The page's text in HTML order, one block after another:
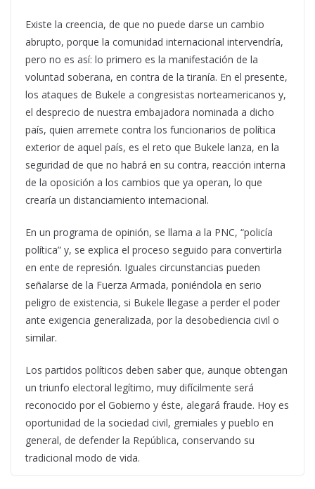
Existe la creencia, de que no puede darse un cambio
abrupto, porque la comunidad internacional intervendría,
pero no es así: lo primero es la manifestación de la
voluntad soberana, en contra de la tiranía. En el presente,
los ataques de Bukele a congresistas norteamericanos y,
el desprecio de nuestra embajadora nominada a dicho
país, quien arremete contra los funcionarios de política
exterior de aquel país, es el reto que Bukele lanza, en la
seguridad de que no habrá en su contra, reacción interna
de la oposición a los cambios que ya operan, lo que
crearía un distanciamiento internacional.
En un programa de opinión, se llama a la PNC, “policía
política” y, se explica el proceso seguido para convertirla
en ente de represión. Iguales circunstancias pueden
señalarse de la Fuerza Armada, poniéndola en serio
peligro de existencia, si Bukele llegase a perder el poder
ante exigencia generalizada, por la desobediencia civil o
similar.
Los partidos políticos deben saber que, aunque obtengan
un triunfo electoral legítimo, muy difícilmente será
reconocido por el Gobierno y éste, alegará fraude. Hoy es
oportunidad de la sociedad civil, gremiales y pueblo en
general, de defender la República, conservando su
tradicional modo de vida.